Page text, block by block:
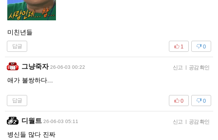
미친년들
답글 0
1
그냥죽자 26-06-03 00:22 신고 | 공감 확인
애가 불쌍하다...
답글 0
0
디월트 26-06-03 05:11 신고 | 공감 확인
병신들 많다 진짜